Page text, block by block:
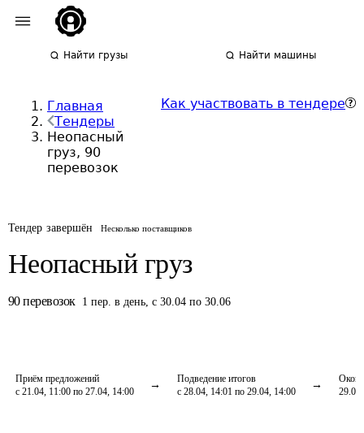
Найти грузы Найти машины
Главная
Тендеры
Неопасный
груз, 90
перевозок
Как участвовать в тендере
Тендер завершён Несколько поставщиков
Неопасный груз
90 перевозок 1 пер. в день, с 30.04 по 30.06
Приём предложений
с 21.04, 11:00 по 27.04, 14:00
Подведение итогов
с 28.04, 14:01 по 29.04, 14:00